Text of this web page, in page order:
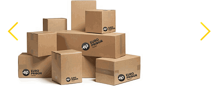
Previous Next